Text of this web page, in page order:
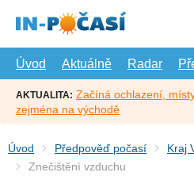
hlavní
Úvod
Aktuálně Radar
AKTUALITA: Začíná ochlazení,
zejména na východě
Úvod Předpověď počasí Kraj
Znečištění vzduchu